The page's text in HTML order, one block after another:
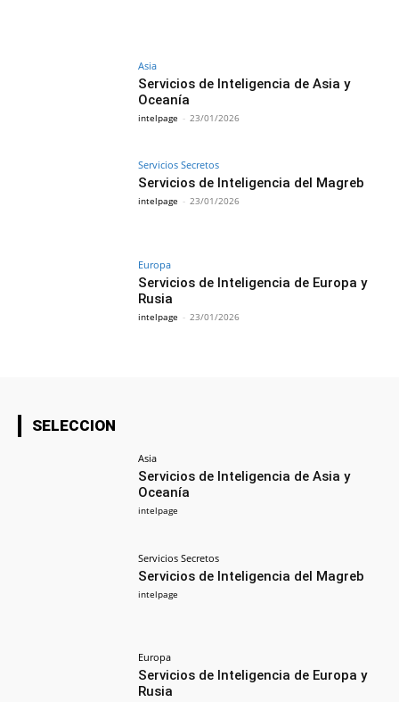
Asia
Servicios de Inteligencia de Asia y
Oceanía
intelpage - 23/01/2026
Servicios Secretos
Servicios de Inteligencia del Magreb
intelpage - 23/01/2026
Europa
Servicios de Inteligencia de Europa y
Rusia
intelpage - 23/01/2026
SELECCION
Asia
Servicios de Inteligencia de Asia y
Oceanía
intelpage
Servicios Secretos
Servicios de Inteligencia del Magreb
intelpage
Europa
Servicios de Inteligencia de Europa y
Rusia